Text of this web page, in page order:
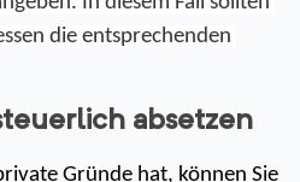
die entsprechenden
absetzen
Gründe hat, können Sie